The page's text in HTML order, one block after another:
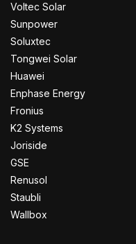
Voltec Solar
Sunpower
Soluxtec
Tongwei Solar
Huawei
Enphase Energy
Fronius
K2 Systems
Joriside
GSE
Renusol
Staubli
Wallbox